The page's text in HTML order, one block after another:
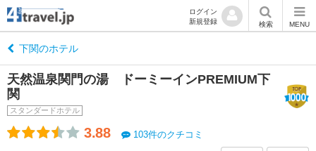
ログイン
新規登録
検索 MENU
下関のホテル
天然温泉関門の湯 ドーミーインPREMIUM下
関
スタンダードホテル
3.88 103件のクチコミ